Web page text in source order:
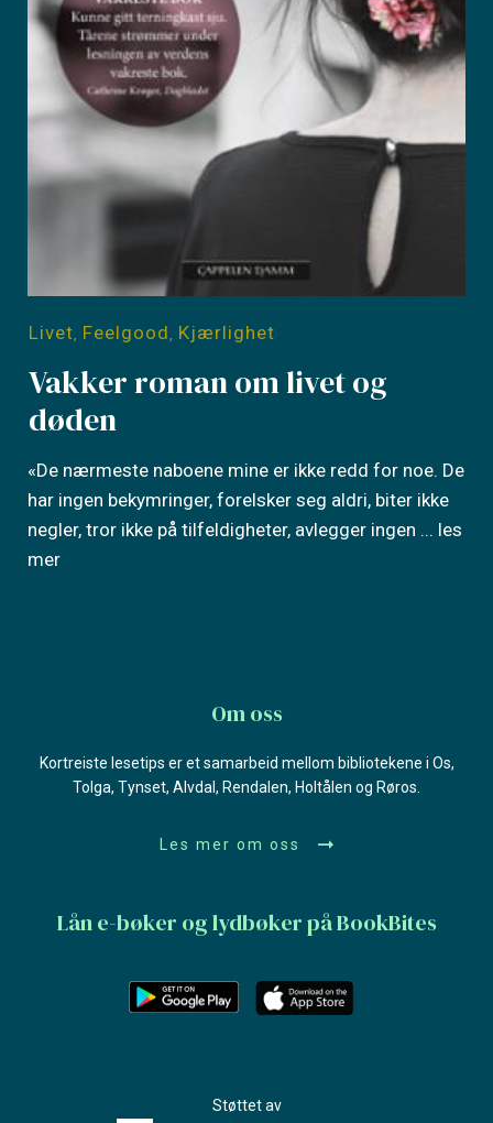
Livet Feelgood Kjærlighet
Vakker roman om livet og
døden
«De nærmeste naboene mine er ikke redd for noe. De
har ingen bekymringer, forelsker seg aldri, biter ikke
negler, tror ikke på tilfeldigheter, avlegger ingen ... les
mer
Lån e-bøker og lydbøker på BookBites
Om oss
Kortreiste lesetips er et samarbeid mellom bibliotekene i Os,
Tolga, Tynset, Alvdal, Rendalen, Holtålen og Røros.
Les mer om oss
Støttet av